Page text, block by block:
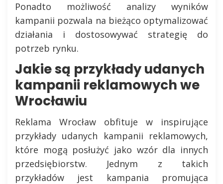
Ponadto możliwość analizy wyników
kampanii pozwala na bieżąco optymalizować
działania i dostosowywać strategię do
potrzeb rynku.
Jakie są przykłady udanych
kampanii reklamowych we
Wrocławiu
Reklama Wrocław obfituje w inspirujące
przykłady udanych kampanii reklamowych,
które mogą posłużyć jako wzór dla innych
przedsiębiorstw. Jednym z takich
przykładów jest kampania promująca